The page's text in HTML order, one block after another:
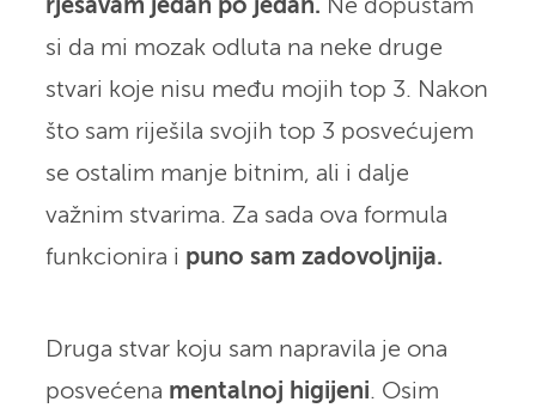
rješavam jedan po jedan. Ne dopuštam
si da mi mozak odluta na neke druge
stvari koje nisu među mojih top 3. Nakon
što sam riješila svojih top 3 posvećujem
se ostalim manje bitnim, ali i dalje
važnim stvarima. Za sada ova formula
funkcionira i puno sam zadovoljnija.
Druga stvar koju sam napravila je ona
posvećena mentalnoj higijeni. Osim